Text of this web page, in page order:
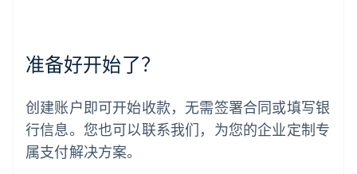
准备好开始了？
创建账户即可开始收款，无需签署合同或填写银
行信息。您也可以联系我们，为您的企业定制专
属支付解决方案。
挪威
葡萄牙
Português English
日本
日本語English
瑞典